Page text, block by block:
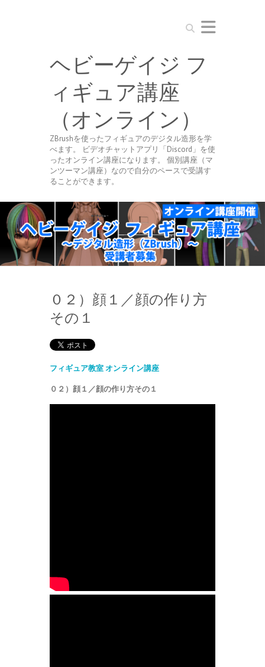
Search
ヘビーゲイジ フ
ィギュア講座
（オンライン）
ZBrushを使ったフィギュアのデジタル造形を学
べます。 ビデオチャットアプリ「Discord」を使
ったオンライン講座になります。 個別講座（マ
ンツーマン講座）なので自分のペースで受講す
ることができます。
０２）顔１／顔の作り方
その１
フィギュア教室 オンライン講座
０２）顔１／顔の作り方その１